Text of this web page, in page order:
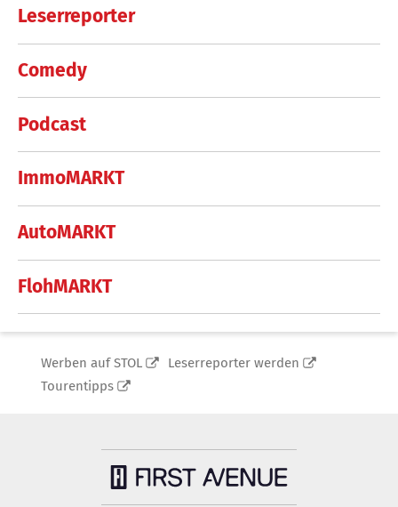
Leserreporter
Comedy
Podcast
ImmoMARKT
AutoMARKT
FlohMARKT
Werben auf STOL
Leserreporter werden
Tourentipps